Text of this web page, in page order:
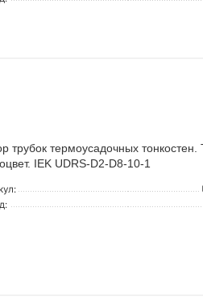
трубок термоусадочных
IEK UDRS-D2-D8-10-1